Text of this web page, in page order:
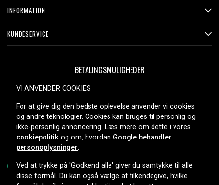
INFORMATION
KUNDESERVICE
BETALINGSMULIGHEDER
LEVERINGSMULIGHEDER
VI ANVENDER COOKIES
For at give dig den bedste oplevelse anvender vi cookies
og andre teknologier. Cookies kan bruges til personlig og
ikke-personlig annoncering. Læs mere om dette i vores
cookiepolitik og om, hvordan Google behandler
personoplysninger.
Ved at trykke på 'Godkend alle' giver du samtykke til alle
disse formål. Du kan også vælge at tilkendegive, hvilke